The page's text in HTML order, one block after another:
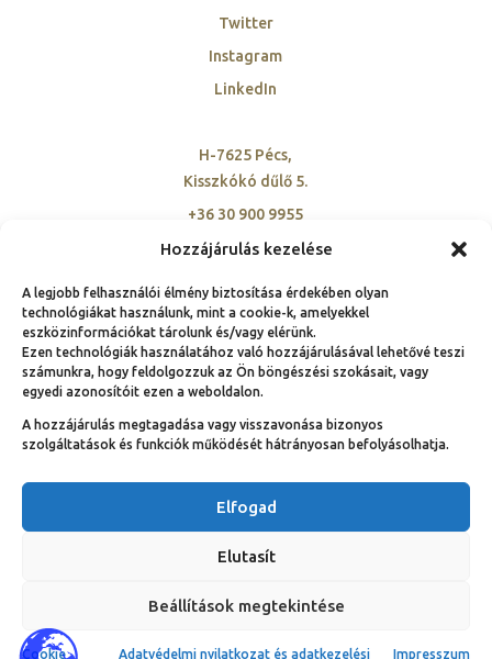
Hozzájárulás kezelése
A legjobb felhasználói élmény biztosítása érdekében olyan
technológiákat használunk, mint a cookie-k, amelyekkel
eszközinformációkat tárolunk és/vagy elérünk.
Ezen technológiák használatához való hozzájárulásával lehetővé teszi
számunkra, hogy feldolgozzuk az Ön böngészési szokásait, vagy
egyedi azonosítóit ezen a weboldalon.
A hozzájárulás megtagadása vagy visszavonása bizonyos
szolgáltatások és funkciók működését hátrányosan befolyásolhatja.
Elfogad
Elutasít
Beállítások megtekintése
Cookie Adatvédelmi nyilatkozat és adatkezelési Impresszum
Twitter
Instagram
LinkedIn
H-7625 Pécs,
Kisszkókó dűlő 5.
+36 30 900 9955
szovetseg@ambassadorclub-hu.org
© Copyright 1991 – 2025.
Nemzeti Ambassador Club Magyarország hivatalos
weboldala | Néhány jog fenntartva!